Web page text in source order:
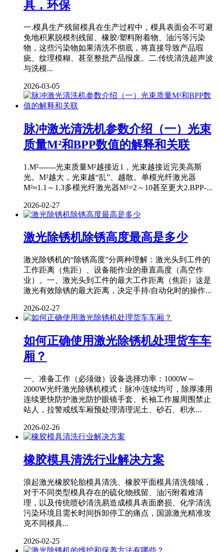
具，环保
一.模具生产残留模具在生产过程中，模具表面会不可避
免地积累脱模剂残留、橡胶/塑料附着物、油污等污染
物，这些污染物如果清洗不彻底，将直接导致产品瑕
疵、纹理模糊、甚至整批产品报废。二.传统清洗超声波
与洗模...
2026-03-05
脉冲激光清洗机参数介绍（一）光束
质量M²和BPP数值的解释和关联
1.M²-------光束质量M²越接近1，光束越接近完美高斯
光。M²越大，光束越“乱”、越散。单模光纤激光器
M²≈1.1～1.3多模光纤激光器M²=2～10甚至更大2.BPP-...
2026-02-27
激光除锈机除锈高度最高是多少
激光除锈机的“除锈高度”分两种理解：激光头到工件的
工作距离（焦距）、设备能作业的垂直高度（高空作
业）。一、激光头到工件的最大工作距离（焦距）这是
激光有效除锈的最大距离，决定手持/自动化时的操作...
2026-02-27
如何正确使用激光除锈机处理货车车
厢？
一、准备工作（必须做）设备选择功率：1000W～
2000W光纤激光除锈机模式：脉冲/连续均可，除厚漆用
连续更快防护激光防护眼镜手套、长袖工作服周围禁止
站人，拉警戒线车厢预处理清理泥土、砂石、积水...
2026-02-26
橡胶模具清洗行业解决方案
浪起激光橡胶轮胎模具清洗、橡胶平面模具清洗领域，
对于不同类型模具存在的硫化物残留、油污附着难清
理，以及传统喷砂清洗易造成模具表面磨损、化学清洗
污染环境且需长时间拆卸停工的痛点，国源激光精准攻
克不同模具...
2026-02-25